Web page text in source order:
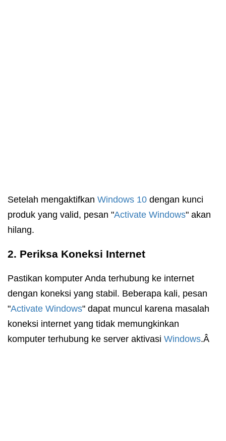
Setelah mengaktifkan Windows 10 dengan kunci
produk yang valid, pesan "Activate Windows" akan
hilang.
2. Periksa Koneksi Internet
Pastikan komputer Anda terhubung ke internet
dengan koneksi yang stabil. Beberapa kali, pesan
"Activate Windows" dapat muncul karena masalah
koneksi internet yang tidak memungkinkan
komputer terhubung ke server aktivasi Windows.Â